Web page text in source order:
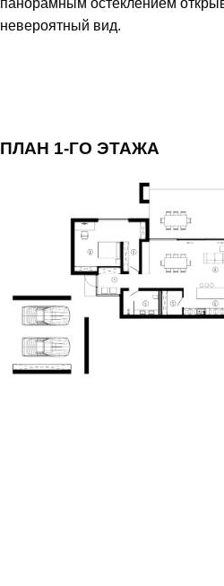
панорамным остеклением
невероятный вид.
ПЛАН 1-ГО ЭТАЖА